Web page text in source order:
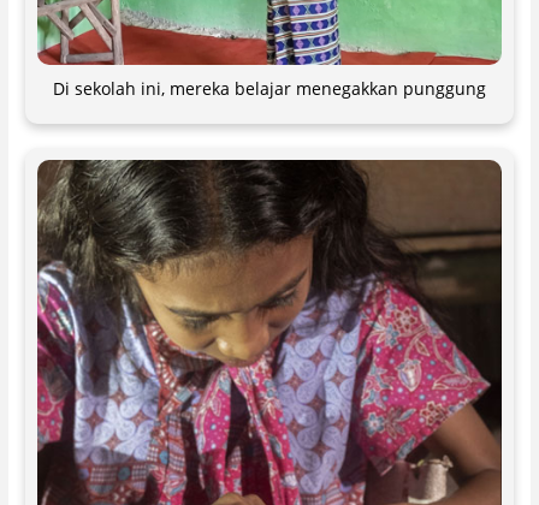
Di sekolah ini, mereka belajar menegakkan punggung